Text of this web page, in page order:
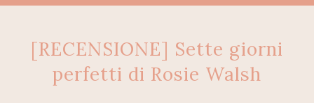
[RECENSIONE] Sette giorni
perfetti di Rosie Walsh